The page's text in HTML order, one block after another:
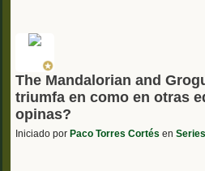
The Mandalorian and
triumfa en como en otras
opinas?
Iniciado por Paco Torres Cortés en